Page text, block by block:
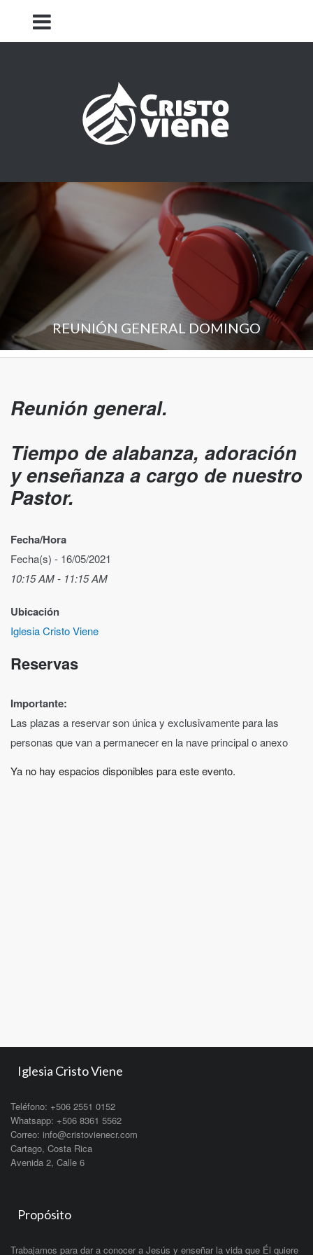
REUNIÓN GENERAL DOMINGO
Reunión general.
Tiempo de alabanza, adoración
y enseñanza a cargo de nuestro
Pastor.
Fecha/Hora
Fecha(s) - 16/05/2021
10:15 AM - 11:15 AM
Ubicación
Iglesia Cristo Viene
Reservas
Importante:
Las plazas a reservar son única y exclusivamente para las
personas que van a permanecer en la nave principal o anexo
Ya no hay espacios disponibles para este evento.
Iglesia Cristo Viene
Teléfono: +506 2551 0152
Whatsapp: +506 8361 5562
Correo: info@cristovienecr.com
Cartago, Costa Rica
Avenida 2, Calle 6
Propósito
Trabajamos para dar a conocer a Jesús y enseñar la vida que Él quiere